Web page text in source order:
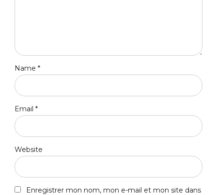
Name *
Email *
Website
Enregistrer mon nom, mon e-mail et mon site dans